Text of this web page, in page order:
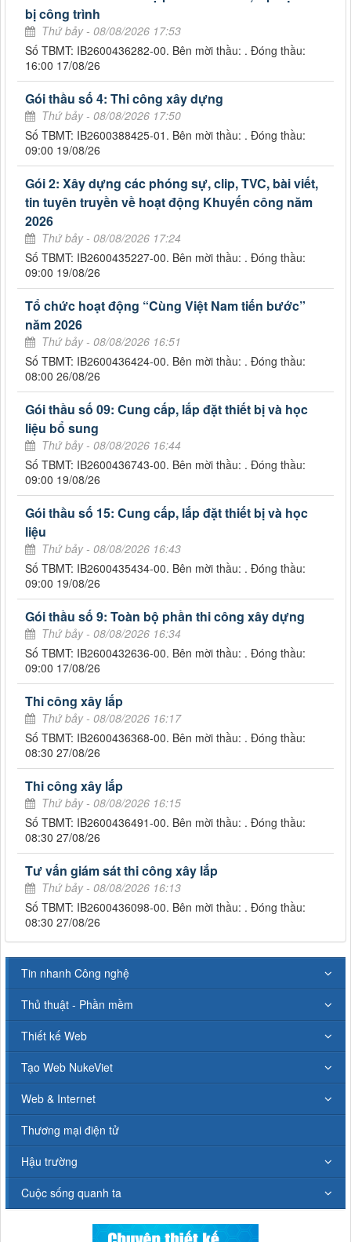
bị công trình
Thứ bảy - 08/08/2026 17:53
Số TBMT: IB2600436282-00. Bên mời thầu: . Đóng thầu:
16:00 17/08/26
Gói thầu số 4: Thi công xây dựng
Thứ bảy - 08/08/2026 17:50
Số TBMT: IB2600388425-01. Bên mời thầu: . Đóng thầu:
09:00 19/08/26
Gói 2: Xây dựng các phóng sự, clip, TVC, bài viết,
tin tuyên truyền về hoạt động Khuyến công năm
2026
Thứ bảy - 08/08/2026 17:24
Số TBMT: IB2600435227-00. Bên mời thầu: . Đóng thầu:
09:00 19/08/26
Tổ chức hoạt động “Cùng Việt Nam tiến bước”
năm 2026
Thứ bảy - 08/08/2026 16:51
Số TBMT: IB2600436424-00. Bên mời thầu: . Đóng thầu:
08:00 26/08/26
Gói thầu số 09: Cung cấp, lắp đặt thiết bị và học
liệu bổ sung
Thứ bảy - 08/08/2026 16:44
Số TBMT: IB2600436743-00. Bên mời thầu: . Đóng thầu:
09:00 19/08/26
Gói thầu số 15: Cung cấp, lắp đặt thiết bị và học
liệu
Thứ bảy - 08/08/2026 16:43
Số TBMT: IB2600435434-00. Bên mời thầu: . Đóng thầu:
09:00 19/08/26
Gói thầu số 9: Toàn bộ phần thi công xây dựng
Thứ bảy - 08/08/2026 16:34
Số TBMT: IB2600432636-00. Bên mời thầu: . Đóng thầu:
09:00 17/08/26
Thi công xây lắp
Thứ bảy - 08/08/2026 16:17
Số TBMT: IB2600436368-00. Bên mời thầu: . Đóng thầu:
08:30 27/08/26
Thi công xây lắp
Thứ bảy - 08/08/2026 16:15
Số TBMT: IB2600436491-00. Bên mời thầu: . Đóng thầu:
08:30 27/08/26
Tư vấn giám sát thi công xây lắp
Thứ bảy - 08/08/2026 16:13
Số TBMT: IB2600436098-00. Bên mời thầu: . Đóng thầu:
08:30 27/08/26
Tin nhanh Công nghệ
Thủ thuật - Phần mềm
Thiết kế Web
Tạo Web NukeViet
Web & Internet
Thương mại điện tử
Hậu trường
Cuộc sống quanh ta